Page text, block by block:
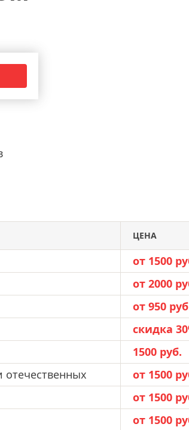
ЦЕНА
от 1500
от 2000
от 950
скидка
1500 руб.
от 1500
от 1500
от 1500